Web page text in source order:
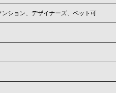
ンション、デザイナーズ、ペット可